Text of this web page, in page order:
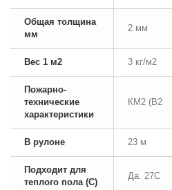
Общая толщина
мм
2 мм
Вес 1 м2 3 кг/м2
Пожарно-
технические
характеристики
КМ2 (В2
В рулоне 23 м
Подходит для
теплого пола (С)
Да. 27С